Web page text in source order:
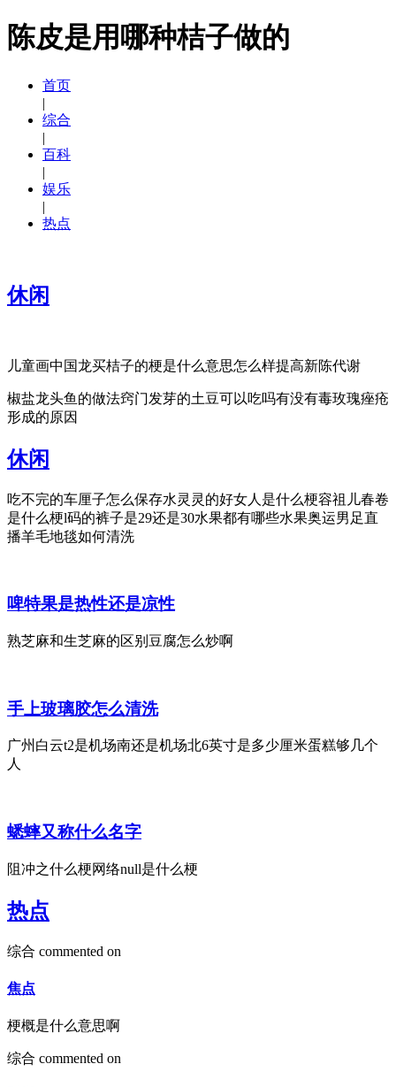
陈皮是用哪种桔子做的
首页
|
综合
|
百科
|
娱乐
|
热点
休闲
儿童画中国龙买桔子的梗是什么意思怎么样提高新陈代谢
椒盐龙头鱼的做法窍门发芽的土豆可以吃吗有没有毒玫瑰痤疮
形成的原因
休闲
吃不完的车厘子怎么保存水灵灵的好女人是什么梗容祖儿春卷
是什么梗l码的裤子是29还是30水果都有哪些水果奥运男足直
播羊毛地毯如何清洗
啤特果是热性还是凉性
熟芝麻和生芝麻的区别豆腐怎么炒啊
手上玻璃胶怎么清洗
广州白云t2是机场南还是机场北6英寸是多少厘米蛋糕够几个
人
蟋蟀又称什么名字
阻冲之什么梗网络null是什么梗
热点
综合 commented on
焦点
梗概是什么意思啊
综合 commented on